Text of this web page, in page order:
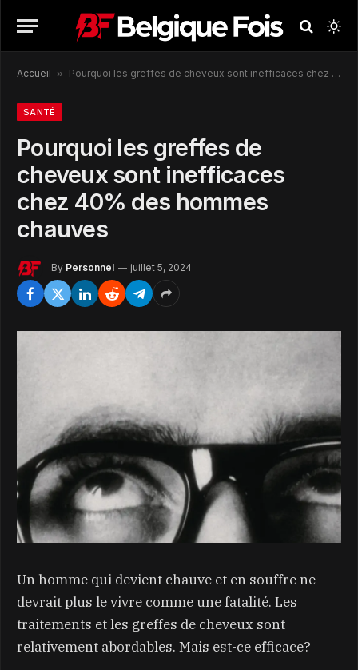
Accueil » Pourquoi les greffes de cheveux sont inefficaces chez 40% des hommes chauves
SANTÉ
Pourquoi les greffes de
cheveux sont inefficaces
chez 40% des hommes
chauves
By Personnel juillet 5, 2024
Un homme qui devient chauve et en souffre ne
devrait plus le vivre comme une fatalité. Les
traitements et les greffes de cheveux sont
relativement abordables. Mais est-ce efficace?